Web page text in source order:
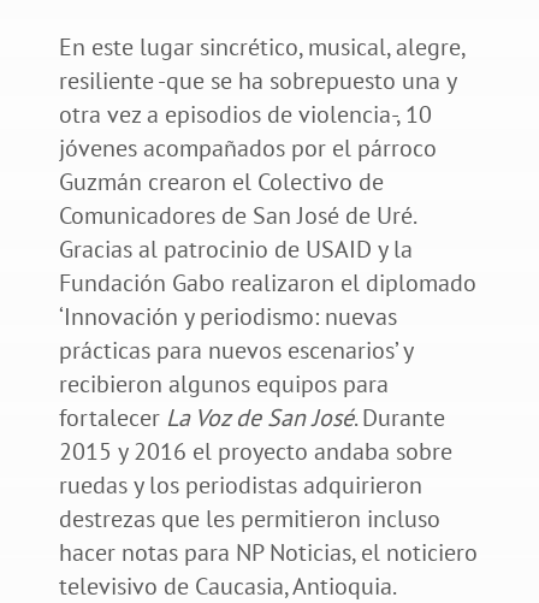
En este lugar sincrético, musical, alegre,
resiliente -que se ha sobrepuesto una y
otra vez a episodios de violencia-, 10
jóvenes acompañados por el párroco
Guzmán crearon el Colectivo de
Comunicadores de San José de Uré.
Gracias al patrocinio de USAID y la
Fundación Gabo realizaron el diplomado
‘Innovación y periodismo: nuevas
prácticas para nuevos escenarios’ y
recibieron algunos equipos para
fortalecer La Voz de San José. Durante
2015 y 2016 el proyecto andaba sobre
ruedas y los periodistas adquirieron
destrezas que les permitieron incluso
hacer notas para NP Noticias, el noticiero
televisivo de Caucasia, Antioquia.